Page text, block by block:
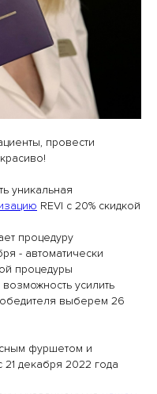
провести
уникальная
REVI с 20% скидкой
процедуру
- автоматически
процедуры
усилить
выберем 26
фуршетом и
декабря 2022 года